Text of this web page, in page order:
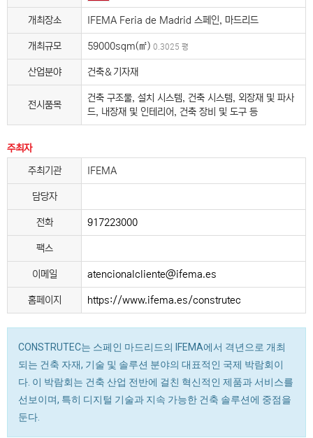
개최장소 IFEMA Feria de Madrid 스페인, 마드리드
개최규모 59000sqm(㎡) 0.3025 평
산업분야 건축＆기자재
전시품목
건축 구조물, 설치 시스템, 건축 시스템, 외장재 및 파사
드, 내장재 및 인테리어, 건축 장비 및 도구 등
주최자
주최기관
IFEMA
담당자
전화 917223000
팩스
이메일 atencionalcliente@ifema.es
홈페이지 https://www.ifema.es/construtec
CONSTRUTEC는 스페인 마드리드의 IFEMA에서 격년으로 개최
되는 건축 자재, 기술 및 솔루션 분야의 대표적인 국제 박람회이
다. 이 박람회는 건축 산업 전반에 걸친 혁신적인 제품과 서비스를
선보이며, 특히 디지털 기술과 지속 가능한 건축 솔루션에 중점을
둔다.